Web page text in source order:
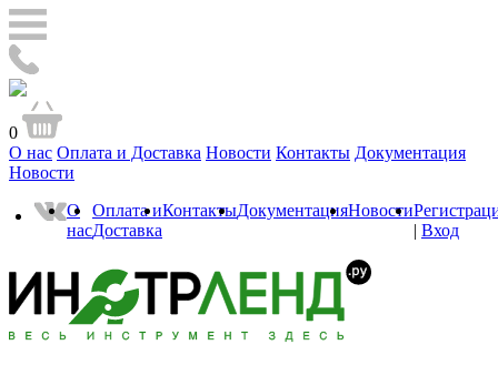
0
О нас Оплата и Доставка Новости Контакты Документация
Новости
О
нас
Оплата и
Доставка
КонтактыДокументацияНовости
| Вход